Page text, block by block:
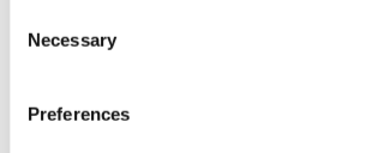
Selection
Necessary
Preferences